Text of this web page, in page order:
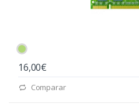
16,00€
Comparar